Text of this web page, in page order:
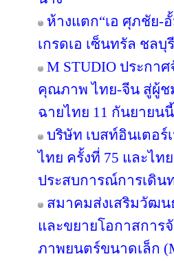
ห้างแตก“เอ ศุภชัย-
เกรดเอ เซ็นทรัล ชลบุรี
M STUDIO ประกา
คุณภาพ ไทย-จีน สู่ผู้ชม
ฉายไทย 11 กันยายนนี้
บริษัท เบสท์อินเตอร์
ไทย ครั้งที่ 75 และไท
ประสบการณ์การเดิ
สมาคมส่งเสริมวัฒน
และขยายโอกาสการ
ภาพยนตร์ขนาดเล็ก